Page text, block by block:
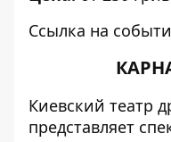
Ссылка на
Киевский театр
представляет